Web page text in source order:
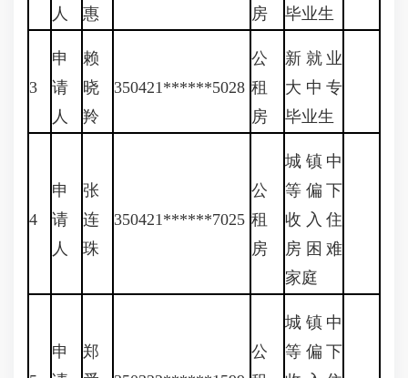
人
惠
房
毕业生
3
申
请
人
赖
晓
羚
350421******5028
公
租
房
新就业
大中专
毕业生
4
申
请
人
张
连
珠
350421******7025
公
租
房
城镇中
等偏下
收入住
房困难
家庭
申
郑
公
城镇中
等偏下